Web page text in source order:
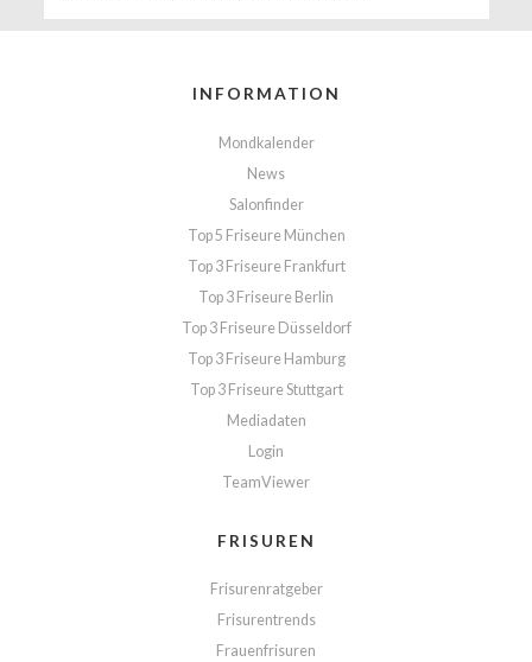
INFORMATION
Mondkalender
News
Salonfinder
Top 5 Friseure München
Top 3 Friseure Frankfurt
Top 3 Friseure Berlin
Top 3 Friseure Düsseldorf
Top 3 Friseure Hamburg
Top 3 Friseure Stuttgart
Mediadaten
Login
TeamViewer
FRISUREN
Frisurenratgeber
Frisurentrends
Frauenfrisuren